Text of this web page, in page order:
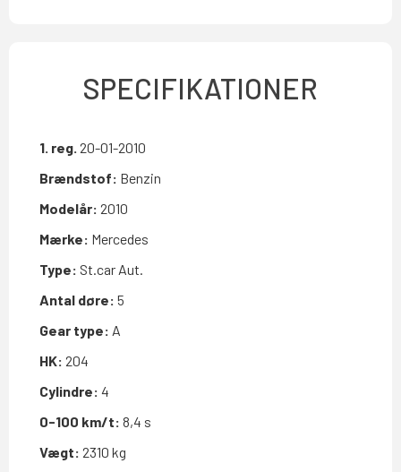
SPECIFIKATIONER
1. reg. 20-01-2010
Brændstof: Benzin
Modelår: 2010
Mærke: Mercedes
Type: St.car Aut.
Antal døre: 5
Gear type: A
HK: 204
Cylindre: 4
0-100 km/t: 8,4 s
Vægt: 2310 kg